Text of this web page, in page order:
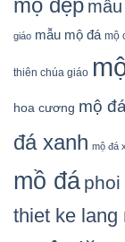
mộ đẹp
giáo mẫu mộ đá mộ
thiên chúa giáo
hoa cương mộ
đá xanh mộ đá
mồ đá
thiet ke lang